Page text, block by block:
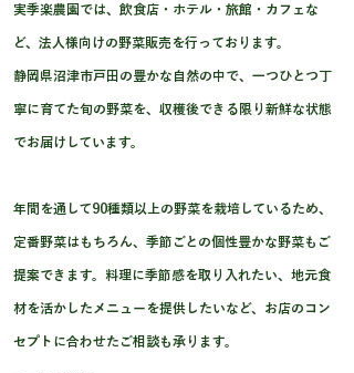
実季楽農園では、飲食店・ホテル・旅館・カフェな
ど、法人様向けの野菜販売を行っております。
静岡県沼津市戸田の豊かな自然の中で、一つひとつ丁
寧に育てた旬の野菜を、収穫後できる限り新鮮な状態
でお届けしています。
年間を通して90種類以上の野菜を栽培しているため、
定番野菜はもちろん、季節ごとの個性豊かな野菜もご
提案できます。料理に季節感を取り入れたい、地元食
材を活かしたメニューを提供したいなど、お店のコン
セプトに合わせたご相談も承ります。